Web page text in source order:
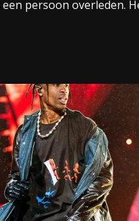
persoon overleden.